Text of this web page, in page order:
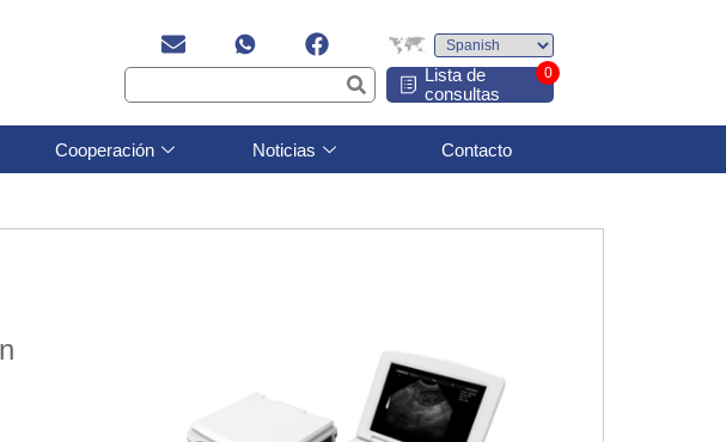
Lista de
consultas
0
Cooperación Noticias Contacto